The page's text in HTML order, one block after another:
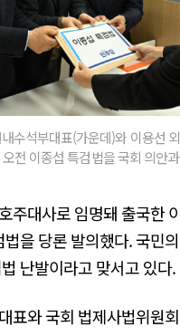
수석부대표(가운데)와 이용선
전 이종섭 특검법을 국회 의안
주대사로 임명돼 출국한
을 당론 발의했다. 국민
난발이라고 맞서고 있다.
표와 국회 법제사법위원